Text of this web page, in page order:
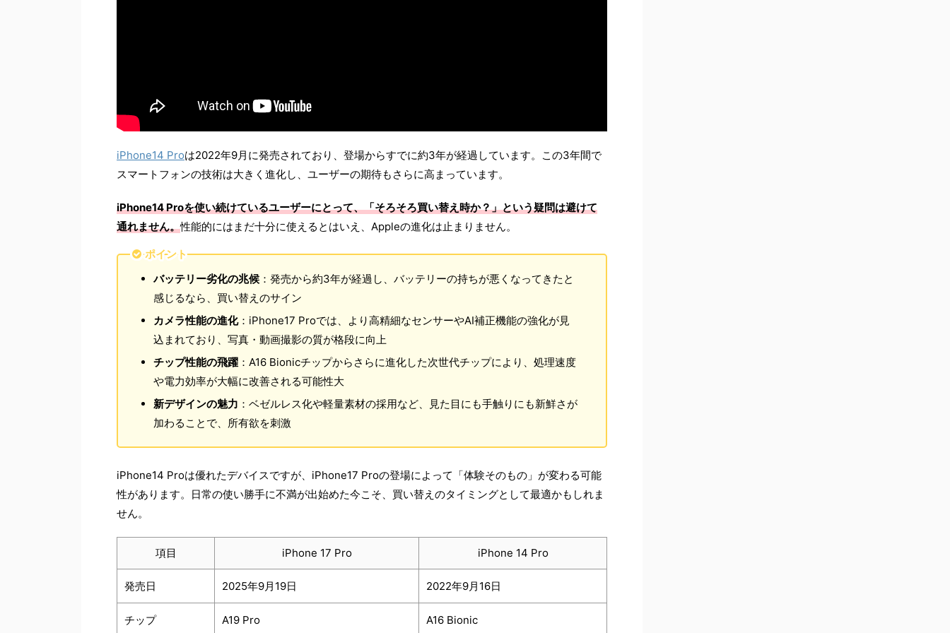
iPhone14 Proは2022年9月に発売されており、登場からすでに約3年が経過しています。この3年間で
スマートフォンの技術は大きく進化し、ユーザーの期待もさらに高まっています。
iPhone14 Proを使い続けているユーザーにとって、「そろそろ買い替え時か？」という疑問は避けて
通れません。性能的にはまだ十分に使えるとはいえ、Appleの進化は止まりません。
ポイント
バッテリー劣化の兆候 ：発売から約3年が経過し、バッテリーの持ちが悪くなってきたと
感じるなら、買い替えのサイン
カメラ性能の進化：iPhone17 Proでは、より高精細なセンサーやAI補正機能の強化が見
込まれており、写真・動画撮影の質が格段に向上
チップ性能の飛躍 ：A16 Bionicチップからさらに進化した次世代チップにより、処理速度
や電力効率が大幅に改善される可能性大
新デザインの魅力 ：ベゼルレス化や軽量素材の採用など、見た目にも手触りにも新鮮さが
加わることで、所有欲を刺激
iPhone14 Proは優れたデバイスですが、iPhone17 Proの登場によって「体験そのもの」が変わる可能
性があります。日常の使い勝手に不満が出始めた今こそ、買い替えのタイミングとして最適かもしれま
せん。
項目 iPhone 17 Pro iPhone 14 Pro
発売日 2025年9月19日 2022年9月16日
チップ A19 Pro A16 Bionic